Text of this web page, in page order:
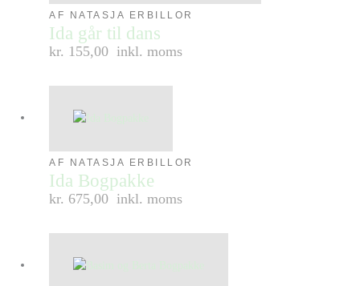
AF NATASJA ERBILLOR
Ida går til dans
kr. 155,00 inkl. moms
AF NATASJA ERBILLOR
Ida Bogpakke
kr. 675,00 inkl. moms